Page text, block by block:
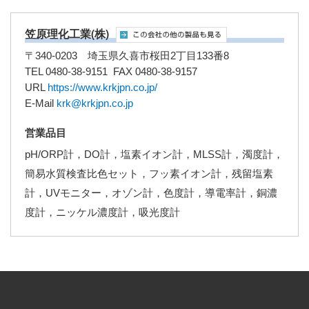
笠原理化工業(株)
〒340-0203 埼玉県久喜市桜田2丁目133番8
TEL 0480-38-9151 FAX 0480-38-9157
URL https://www.krkjpn.co.jp/
E-Mail krk@krkjpn.co.jp
営業品目
pH/ORP計，DO計，塩素イオン計，MLSS計，濁度計，
簡易水質検査比色セット，フッ素イオン計，残留塩素
計，UVモニター，オゾン計，色度計，導電率計，銅濃
度計，ニッケル濃度計，吸光度計